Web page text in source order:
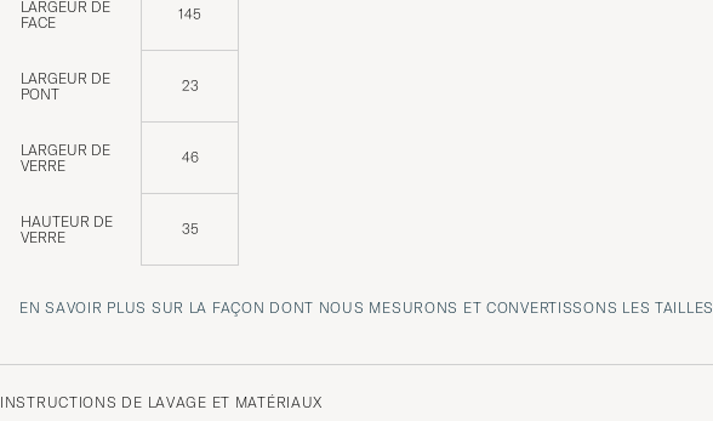
LARGEUR DE
FACE
145
LARGEUR DE
PONT
23
LARGEUR DE
VERRE
46
HAUTEUR DE
VERRE
35
EN SAVOIR PLUS SUR LA FAÇON DONT NOUS MESURONS ET CONVERTISSONS LES TAILLES
INSTRUCTIONS DE LAVAGE ET MATÉRIAUX